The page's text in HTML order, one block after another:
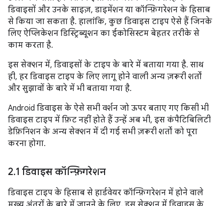
डिवाइसों और उनके साइज़, डाइमेंशन या कॉन्फ़िगरेशन के हिसाब
से किया जा सकता है. हालांकि, कुछ डिवाइस टाइप ऐसे हैं जिनके
लिए ऐप्लिकेशन डिस्ट्रिब्यूशन का ईकोसिस्टम बेहतर तरीके से
काम करता है.
इस सेक्शन में, डिवाइसों के टाइप के बारे में बताया गया है. साथ
ही, हर डिवाइस टाइप के लिए लागू होने वाली अन्य ज़रूरी शर्तों
और सुझावों के बारे में भी बताया गया है.
Android डिवाइस के ऐसे सभी वर्शन जो ऊपर बताए गए किसी भी
डिवाइस टाइप में फ़िट नहीं होते हैं उन्हें अब भी, इस कंपैटिबिलिटी
डेफ़िनिशन के अन्य सेक्शन में दी गई सभी ज़रूरी शर्तों को पूरा
करना होगा.
2.1 डिवाइस कॉन्फ़िगरेशन
डिवाइस टाइप के हिसाब से हार्डवेयर कॉन्फ़िगरेशन में होने वाले